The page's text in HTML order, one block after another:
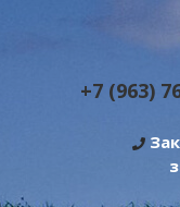
+7 (963)